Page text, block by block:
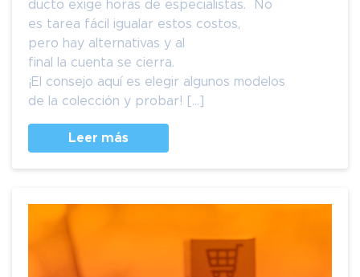
ducto exige horas de especialistas. No
es tarea fácil igualar estos costos,
pero hay alternativas y al
final la cuenta se cierra.
¡El consejo aquí es elegir algunos modelos
de la colección y probar! […]
Leer más